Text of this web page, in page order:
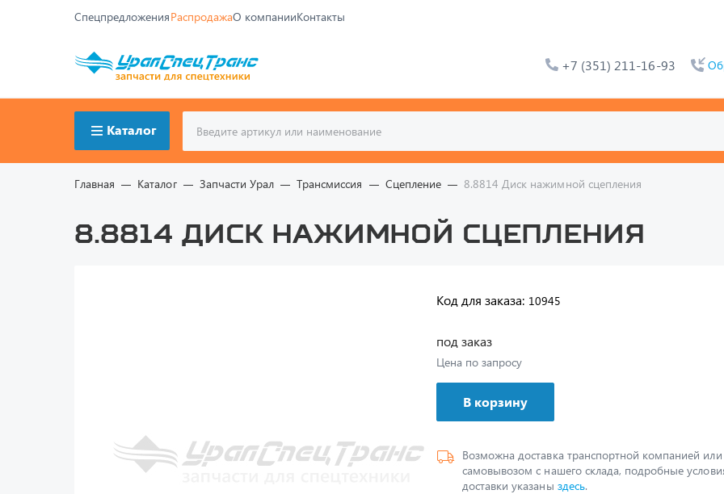
СпецпредложенияРаспродажаО компанииКонтакты
+7 (351) 211-16-93
Каталог
Главная Каталог Запчасти Урал Трансмиссия Сцепление 8.8814 Диск нажимной сцепления
8.8814 Диск нажимной сцепления
Код для заказа: 10945
под заказ
Цена по запросу
В корзину
Возможна доставка транспортной компанией или
самовывозом с нашего склада, подробные
доставки указаны здесь.